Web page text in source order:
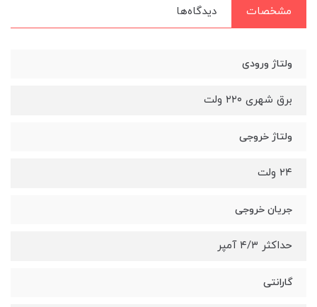
مشخصات دیدگاه‌ها
ولتاژ ورودی
برق شهری ۲۲۰ ولت
ولتاژ خروجی
۲۴ ولت
جریان خروجی
حداکثر ۴/۳ آمپر
گارانتی